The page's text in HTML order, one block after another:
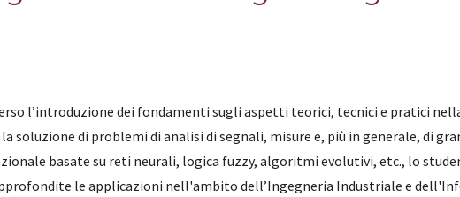
l’introduzione dei fondamenti sugli aspetti teorici, tecnici e pratici
di problemi di analisi di segnali, misure e, più in generale, di
basate su reti neurali, logica fuzzy, algoritmi evolutivi, etc., lo
le applicazioni nell'ambito dell’Ingegneria Industriale e